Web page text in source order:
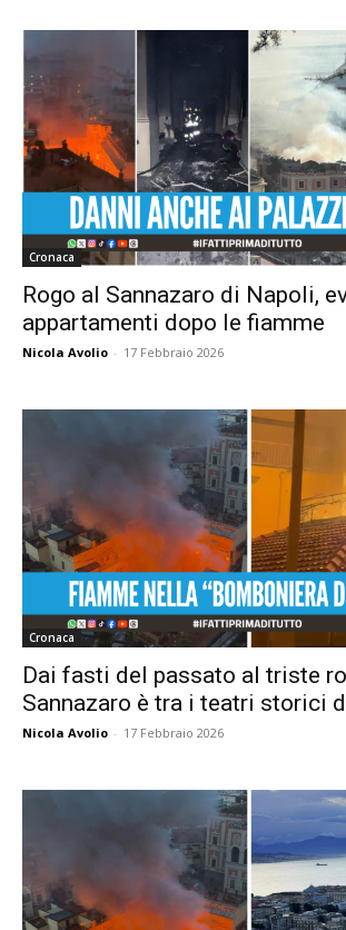
Cronaca
Rogo al Sannazaro di Napoli,
appartamenti dopo le fiamme
Nicola Avolio - 17 Febbraio 2026
Cronaca
Dai fasti del passato al triste
Sannazaro è tra i teatri storici
Nicola Avolio - 17 Febbraio 2026